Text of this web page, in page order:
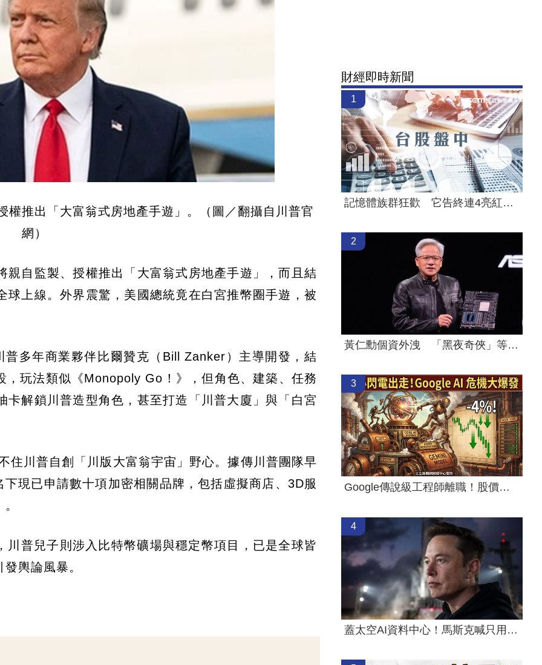
推出「大富翁式房地產手遊」。（圖／翻攝自川普官
網）
自監製、授權推出「大富翁式房地產手遊」，而且結
上線。外界震驚，美國總統竟在白宮推幣圈手遊，被
普多年商業夥伴比爾贊克（Bill Zanker）主導開發，結
玩法類似《Monopoly Go！》，但角色、建築、任務
解鎖川普造型角色，甚至打造「川普大廈」與「白宮
住川普自創「川版大富翁宇宙」野心。據傳川普團隊早
現已申請數十項加密相關品牌，包括虛擬商店、3D服
普兒子則涉入比特幣礦場與穩定幣項目，已是全球皆
輿論風暴。
財經即時新聞
1
記憶體族群狂歡 它告終連4亮紅燈漲停
2
黃仁勳個資外洩 「黑夜奇俠」等12人起訴
3
Google傳說級工程師離職！股價應聲暴跌4%
4
蓋太空AI資料中心！馬斯克喊只用輝達晶片